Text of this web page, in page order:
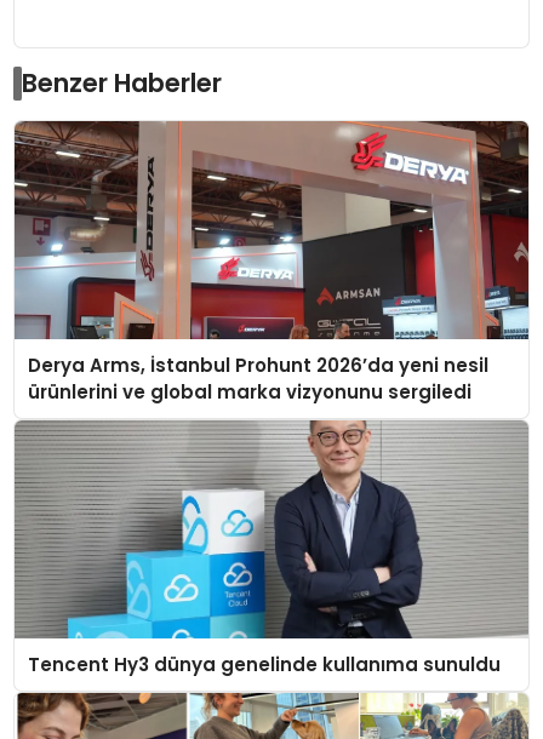
Benzer Haberler
Derya Arms, İstanbul Prohunt 2026’da yeni nesil
ürünlerini ve global marka vizyonunu sergiledi
Tencent Hy3 dünya genelinde kullanıma sunuldu